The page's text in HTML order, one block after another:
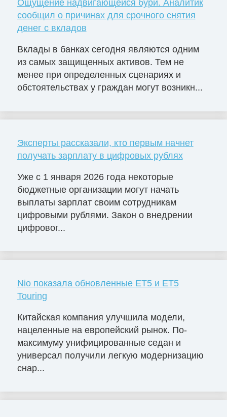
Ощущение надвигающейся бури. Аналитик
сообщил о причинах для срочного снятия
денег с вкладов
Вклады в банках сегодня являются одним
из самых защищенных активов. Тем не
менее при определенных сценариях и
обстоятельствах у граждан могут возникн...
Эксперты рассказали, кто первым начнет
получать зарплату в цифровых рублях
Уже с 1 января 2026 года некоторые
бюджетные организации могут начать
выплаты зарплат своим сотрудникам
цифровыми рублями. Закон о внедрении
цифровог...
Nio показала обновленные ET5 и ET5
Touring
Китайская компания улучшила модели,
нацеленные на европейский рынок. По-
максимуму унифицированные седан и
универсал получили легкую модернизацию
снар...